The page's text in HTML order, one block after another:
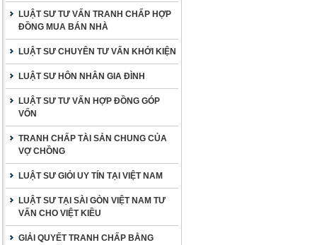
LUẬT SƯ TƯ VẤN TRANH CHẤP HỢP
ĐỒNG MUA BÁN NHÀ
LUẬT SƯ CHUYÊN TƯ VẤN KHỞI KIỆN
LUẬT SƯ HÔN NHÂN GIA ĐÌNH
LUẬT SƯ TƯ VẤN HỢP ĐỒNG GÓP
VỐN
TRANH CHẤP TÀI SẢN CHUNG CỦA
VỢ CHỒNG
LUẬT SƯ GIỎI UY TÍN TẠI VIỆT NAM
LUẬT SƯ TẠI SÀI GÒN VIỆT NAM TƯ
VẤN CHO VIỆT KIỀU
GIẢI QUYẾT TRANH CHẤP BẰNG